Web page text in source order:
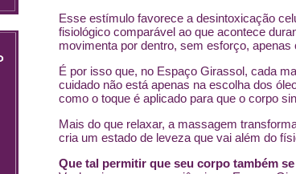
Esse estímulo favorece a desintoxicação
fisiológico comparável ao que acontece
movimenta por dentro, sem esforço,
É por isso que, no Espaço Girassol, cada
cuidado não está apenas na escolha dos
como o toque é aplicado para que o corpo
Mais do que relaxar, a massagem
cria um estado de leveza que vai além do
Que tal permitir que seu corpo também